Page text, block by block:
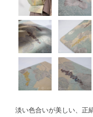
淡い色合いが美しい、正